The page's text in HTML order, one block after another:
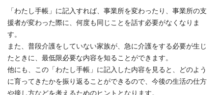
「わたし手帳」に記入すれば、事業所を変わったり、事業所の支
援者が変わった際に、何度も同じことを話す必要がなくなりま
す。
また、普段介護をしていない家族が、急に介護をする必要が生じ
たときに、最低限必要な内容を知ることができます。
他にも、この「わたし手帳」に記入した内容を見ると、どのよう
に育ってきたかを振り返ることができるので、今後の生活の仕方
や接し方などを考えるためのヒントとなります。